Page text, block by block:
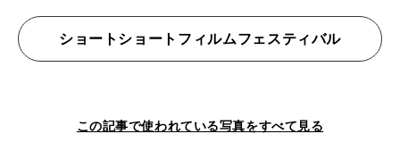
ショートショートフィルムフェスティバル
この記事で使われている写真をすべて見る